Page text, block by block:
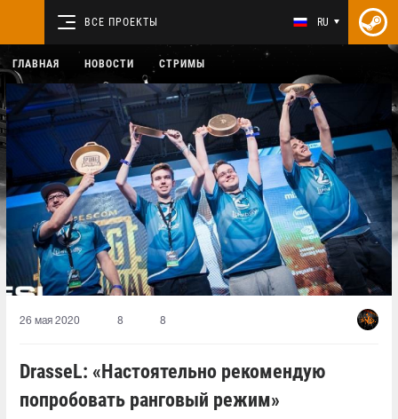
ВСЕ ПРОЕКТЫ RU
ГЛАВНАЯ НОВОСТИ СТРИМЫ
26 мая 2020 8 8
DrasseL: «Настоятельно рекомендую
попробовать ранговый режим»